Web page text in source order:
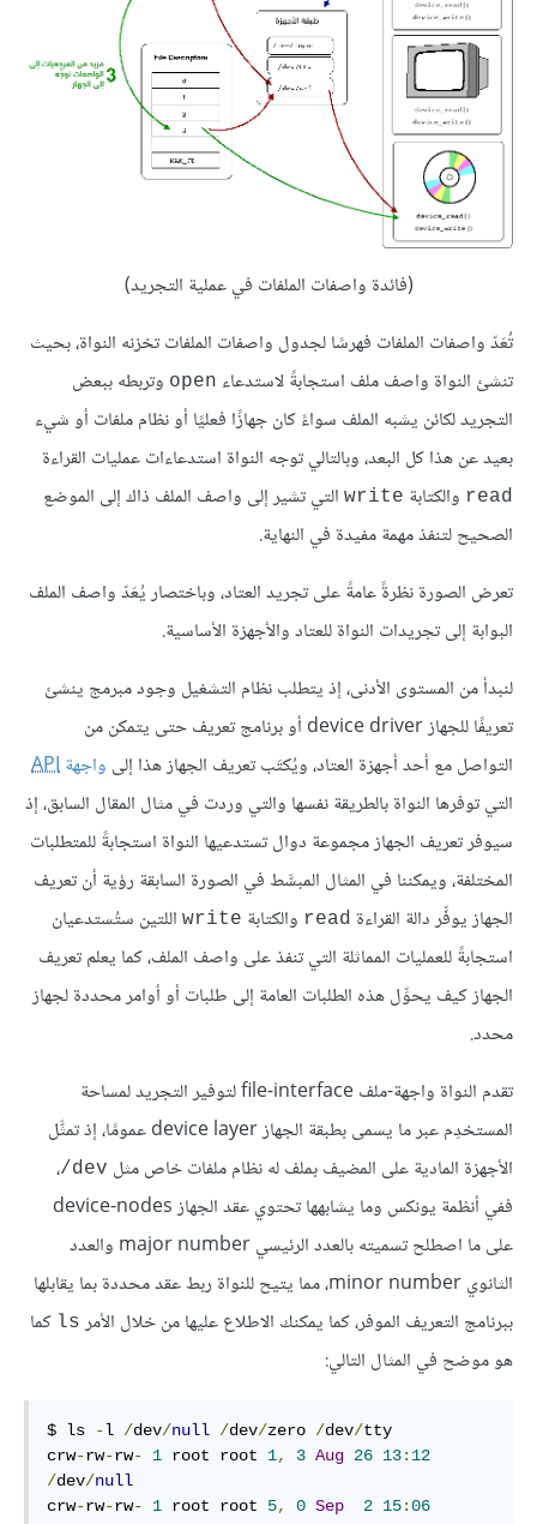
(فائدة واصفات الملفات في عملية التجريد)
تُعَدّ واصفات الملفات فهرسًا لجدول واصفات الملفات تخزنه النواة، بحيث
تنشئ النواة واصف ملف استجابةً لاستدعاء open وتربطه ببعض
التجريد لكائن يشبه الملف سواءً كان جهازًا فعليًا أو نظام ملفات أو شيء
بعيد عن هذا كل البعد، وبالتالي توجه النواة استدعاءات عمليات القراءة
read والكتابة write التي تشير إلى واصف الملف ذاك إلى الموضع
الصحيح لتنفذ مهمة مفيدة في النهاية.
تعرض الصورة نظرةً عامةً على تجريد العتاد، وباختصار يُعَدّ واصف الملف
البوابة إلى تجريدات النواة للعتاد والأجهزة الأساسية.
لنبدأ من المستوى الأدنى، إذ يتطلب نظام التشغيل وجود مبرمج ينشئ
تعريفًا للجهاز device driver أو برنامج تعريف حتى يتمكن من
التواصل مع أحد أجهزة العتاد، ويُكتَب تعريف الجهاز هذا إلى واجهةAPI
التي توفرها النواة بالطريقة نفسها والتي وردت في مثال المقال السابق، إذ
سيوفر تعريف الجهاز مجموعة دوال تستدعيها النواة استجابةً للمتطلبات
المختلفة، ويمكننا في المثال المبسَّط في الصورة السابقة رؤية أن تعريف
الجهاز يوفِّر دالة القراءة read والكتابة write اللتين ستُستدعيان
استجابةً للعمليات المماثلة التي تنفذ على واصف الملف، كما يعلم تعريف
الجهاز كيف يحوِّل هذه الطلبات العامة إلى طلبات أو أوامر محددة لجهاز
محدد.
تقدم النواة واجهة-ملف file-interface لتوفير التجريد لمساحة
المستخدِم عبر ما يسمى بطبقة الجهاز device layer عمومًا، إذ تمثَّل
الأجهزة المادية على المضيف بملف له نظام ملفات خاص مثل dev‎/
،
ففي أنظمة يونكس وما يشابهها تحتوي عقد الجهاز device-nodes
على ما اصطلح تسميته بالعدد الرئيسي major number والعدد
الثانوي minor number، مما يتيح للنواة ربط عقد محددة بما يقابلها
ببرنامج التعريف الموفر، كما يمكنك الاطلاع عليها من خلال الأمر ls كما
هو موضح في المثال التالي:
$ ls -l /dev/null /dev/zero /dev/tty
crw-rw-rw- 1 root root 1, 3 Aug 26 13: 12
/dev/null
crw-rw-rw- 1 root root 5, 0 Sep 2 15:06